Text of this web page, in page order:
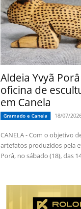
Aldeia Yvyã
oficina de
em Canela
Gramado e Canela 18/07/
CANELA - Com o objetivo
artefatos produzidos pela
Porâ, no sábado (18), das